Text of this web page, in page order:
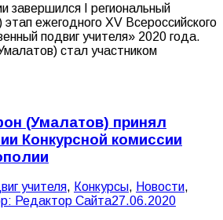
завершился I региональный
ежегодного XV Всероссийского
подвиг учителя» 2020 года.
стал участником
(Умалатов) принял
Конкурсной комиссии
учителя, Конкурсы, Новости,
Редактор Сайта27.06.2020